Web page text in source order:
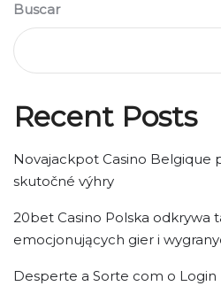
Buscar
Recent Posts
Novajackpot Casino Belgique
skutočné výhry
20bet Casino Polska odkrywa
emocjonujących gier i
Desperte a Sorte com o Login